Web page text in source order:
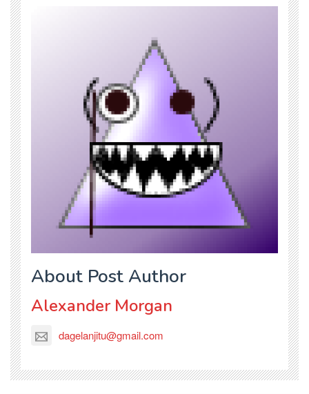
About Post Author
Alexander Morgan
dagelanjitu@gmail.com